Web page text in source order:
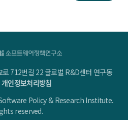
712번길 22 글로벌 R&D센터 연구동
개인정보처리방침
Policy & Research Institute.
reserved.